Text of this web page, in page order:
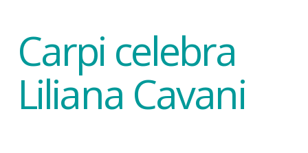
Carpi celebra
Liliana Cavani